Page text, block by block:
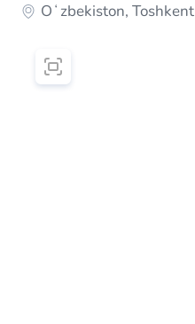
Oʻzbekiston, Toshkent